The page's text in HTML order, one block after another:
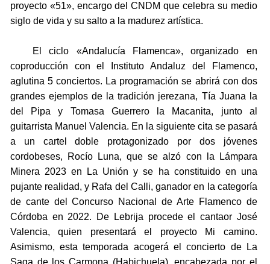
proyecto «51», encargo del CNDM que celebra su medio
siglo de vida y su salto a la madurez artística.
El ciclo «Andalucía Flamenca», organizado en
coproducción con el Instituto Andaluz del Flamenco,
aglutina 5 conciertos. La programación se abrirá con dos
grandes ejemplos de la tradición jerezana, Tía Juana la
del Pipa y Tomasa Guerrero la Macanita, junto al
guitarrista Manuel Valencia. En la siguiente cita se pasará
a un cartel doble protagonizado por dos jóvenes
cordobeses, Rocío Luna, que se alzó con la Lámpara
Minera 2023 en La Unión y se ha constituido en una
pujante realidad, y Rafa del Calli, ganador en la categoría
de cante del Concurso Nacional de Arte Flamenco de
Córdoba en 2022. De Lebrija procede el cantaor José
Valencia, quien presentará el proyecto Mi camino.
Asimismo, esta temporada acogerá el concierto de La